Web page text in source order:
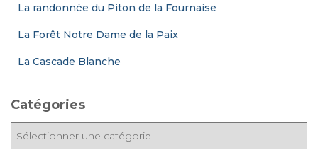
La randonnée du Piton de la Fournaise
La Forêt Notre Dame de la Paix
La Cascade Blanche
Catégories